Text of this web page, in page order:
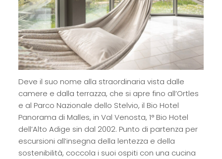
Deve il suo nome alla straordinaria vista dalle
camere e dalla terrazza, che si apre fino all’Ortles
e al Parco Nazionale dello Stelvio, il Bio Hotel
Panorama di Malles, in Val Venosta, 1° Bio Hotel
dell’Alto Adige sin dal 2002. Punto di partenza per
escursioni all’insegna della lentezza e della
sostenibilità, coccola i suoi ospiti con una cucina